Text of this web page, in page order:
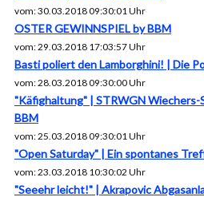
vom: 30.03.2018 09:30:01 Uhr
OSTER GEWINNSPIEL by BBM
vom: 29.03.2018 17:03:57 Uhr
Basti poliert den Lamborghini! | Die
vom: 28.03.2018 09:30:00 Uhr
"Käfighaltung" | STRWGN
BBM
vom: 25.03.2018 09:30:01 Uhr
"Open Saturday" | Ein spontanes
vom: 23.03.2018 10:30:02 Uhr
"Seeehr leicht!" | Akrapovic